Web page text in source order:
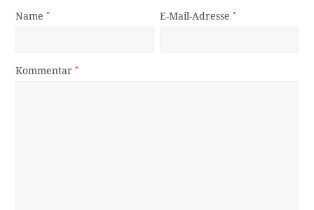
Name* E-Mail-Adresse*
Kommentar*